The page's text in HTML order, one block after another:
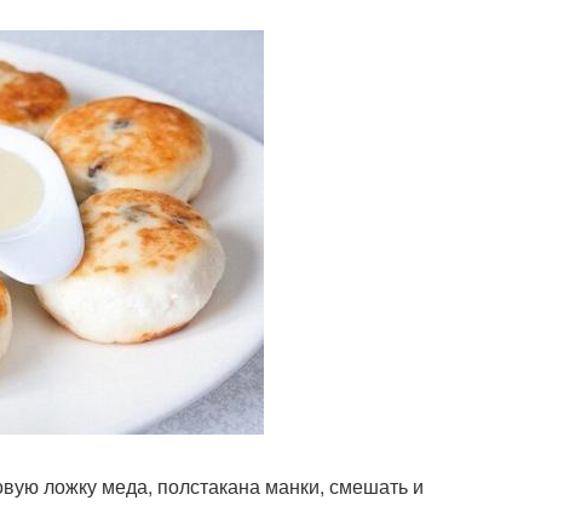
ложку меда, полстакана манки, смешать и